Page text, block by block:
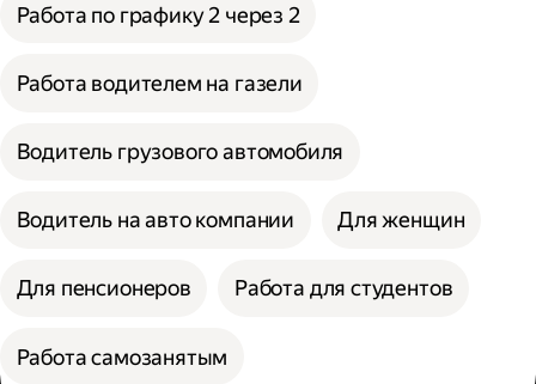
Работа по графику 2 через 2
Работа водителем на газели
Водитель грузового автомобиля
Водитель на авто компании Для женщин
Для пенсионеров Работа для студентов
Работа самозанятым